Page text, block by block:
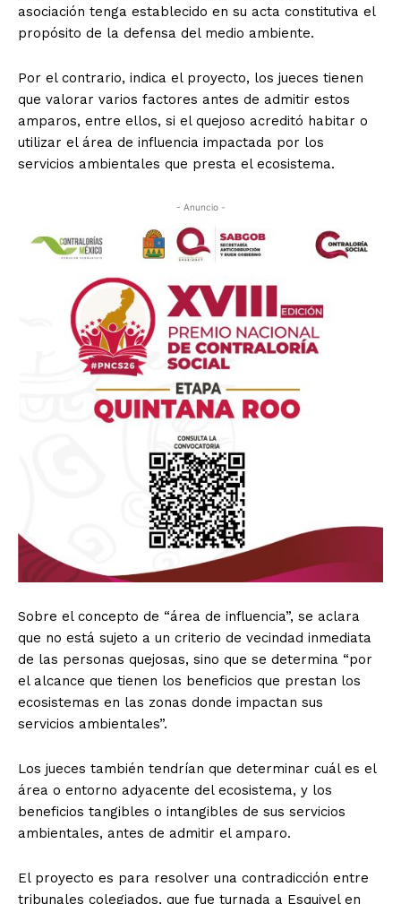
asociación tenga establecido en su acta constitutiva el
propósito de la defensa del medio ambiente.
Por el contrario, indica el proyecto, los jueces tienen
que valorar varios factores antes de admitir estos
amparos, entre ellos, si el quejoso acreditó habitar o
utilizar el área de influencia impactada por los
servicios ambientales que presta el ecosistema.
- Anuncio -
Sobre el concepto de “área de influencia”, se aclara
que no está sujeto a un criterio de vecindad inmediata
de las personas quejosas, sino que se determina “por
el alcance que tienen los beneficios que prestan los
ecosistemas en las zonas donde impactan sus
servicios ambientales”.
Los jueces también tendrían que determinar cuál es el
área o entorno adyacente del ecosistema, y los
beneficios tangibles o intangibles de sus servicios
ambientales, antes de admitir el amparo.
El proyecto es para resolver una contradicción entre
tribunales colegiados, que fue turnada a Esquivel en